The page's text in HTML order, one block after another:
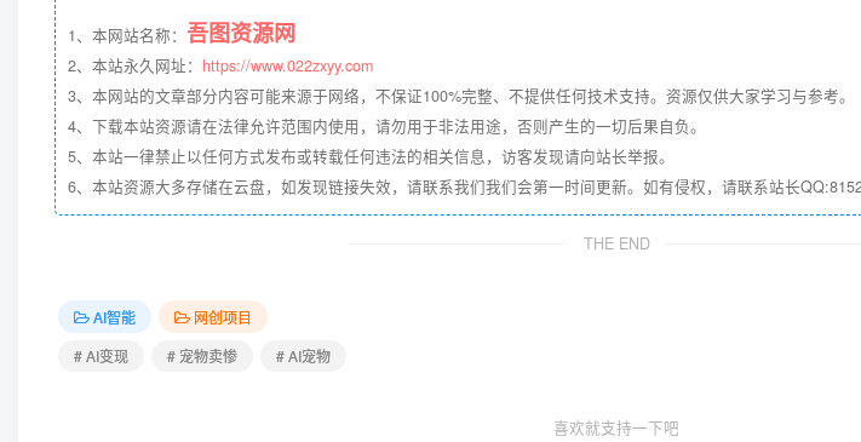
1、本网站名称： 吾图资源网
2、本站永久网址： https://www.022zxyy.com
3、本网站的文章部分内容可能来源于网络，不保证100%完整、不提供任何技术支持。资源仅供大家学习与参考。
4、下载本站资源请在法律允许范围内使用，请勿用于非法用途，否则产生的一切后果自负。
5、本站一律禁止以任何方式发布或转载任何违法的相关信息，访客发现请向站长举报。
6、本站资源大多存储在云盘，如发现链接失效，请联系我们我们会第一时间更新。如有侵权，请联系站长
THE END
AI智能
网创项目
# AI变现
# 宠物卖惨 # AI宠物
喜欢就支持一下吧